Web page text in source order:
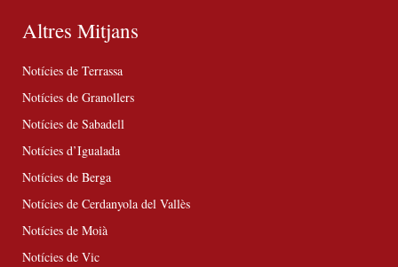
Altres Mitjans
Notícies de Terrassa
Notícies de Granollers
Notícies de Sabadell
Notícies d’Igualada
Notícies de Berga
Notícies de Cerdanyola del Vallès
Notícies de Moià
Notícies de Vic